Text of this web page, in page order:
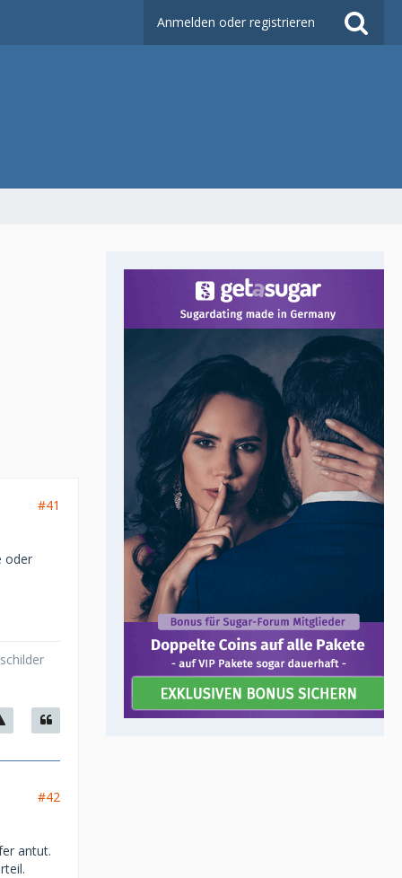
Anmelden oder registrieren
#41
oder
#42
antut.